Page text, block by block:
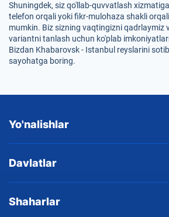
Shuningdek, siz qo'llab-quvvatlash
telefon orqali yoki fikr-mulohaza shakli
mumkin. Biz sizning vaqtingizni qadrlaymiz
variantni tanlash uchun ko'plab
Bizdan Khabarovsk - Istanbul reyslarini
sayohatga boring.
Yo'nalishlar
Davlatlar
Shaharlar